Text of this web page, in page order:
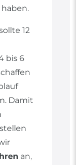
12
bis 6
Damit
an,